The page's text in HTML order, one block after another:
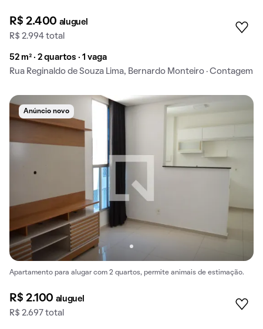
R$ 2.400 aluguel
R$ 2.994 total
52 m² · 2 quartos · 1 vaga
Rua Reginaldo de Souza Lima, Bernardo Monteiro · Contagem
Anúncio novo
Apartamento para alugar com 2 quartos, permite animais de estimação.
R$ 2.100 aluguel
R$ 2.697 total